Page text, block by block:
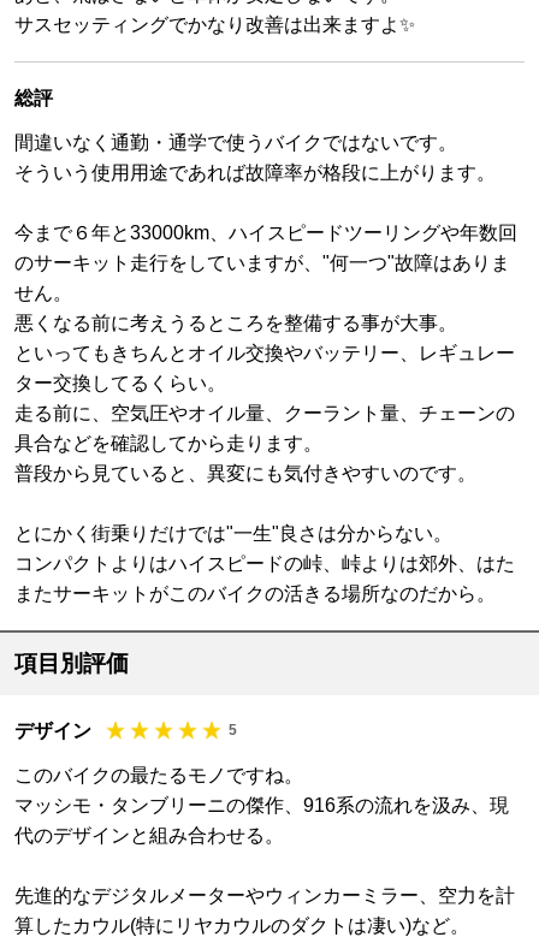
サスセッティングでかなり改善は出来ますよ✨️
総評
間違いなく通勤・通学で使うバイクではないです。
そういう使用用途であれば故障率が格段に上がります。
今まで６年と33000km、ハイスピードツーリングや年数回
のサーキット走行をしていますが、"何一つ"故障はありま
せん。
悪くなる前に考えうるところを整備する事が大事。
といってもきちんとオイル交換やバッテリー、レギュレー
ター交換してるくらい。
走る前に、空気圧やオイル量、クーラント量、チェーンの
具合などを確認してから走ります。
普段から見ていると、異変にも気付きやすいのです。
とにかく街乗りだけでは"一生"良さは分からない。
コンパクトよりはハイスピードの峠、峠よりは郊外、はた
またサーキットがこのバイクの活きる場所なのだから。
項目別評価
デザイン 5
このバイクの最たるモノですね。
マッシモ・タンブリーニの傑作、916系の流れを汲み、現
代のデザインと組み合わせる。
先進的なデジタルメーターやウィンカーミラー、空力を計
算したカウル(特にリヤカウルのダクトは凄い)など。